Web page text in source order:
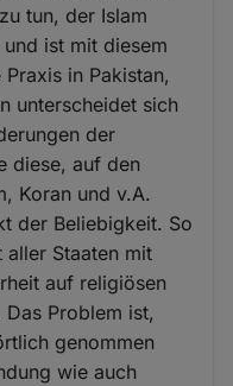
tun, der Islam
ist mit diesem
in Pakistan,
unterscheidet sich
der
diese, auf den
Koran und v.A.
der Beliebigkeit. So
Staaten mit
auf religiösen
Problem ist,
genommen
wie auch